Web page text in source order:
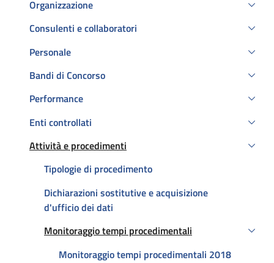
Organizzazione
Consulenti e collaboratori
Personale
Bandi di Concorso
Performance
Enti controllati
Attività e procedimenti
Attivo
Tipologie di procedimento
Dichiarazioni sostitutive e acquisizione
d'ufficio dei dati
Monitoraggio tempi procedimentali
Attivo
Monitoraggio tempi procedimentali 2018